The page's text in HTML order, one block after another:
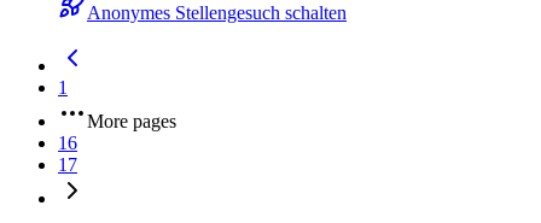
Anonymes Stellengesuch schalten
1
More pages
16
17